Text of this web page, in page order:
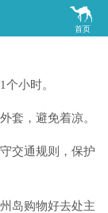

首页
小时。
套，避免着凉。
交通规则，保护
岛购物好去处主